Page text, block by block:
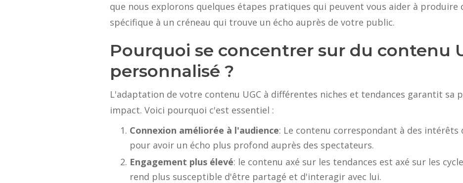
que nous explorons quelques étapes pratiques qui peuvent vous aider à produire
spécifique à un créneau qui trouve un écho auprès de votre public.
Pourquoi se concentrer sur du contenu
personnalisé ?
L'adaptation de votre contenu UGC à différentes niches et tendances garantit sa
impact. Voici pourquoi c'est essentiel :
Connexion améliorée à l'audience: Le contenu correspondant à des intérêts
pour avoir un écho plus profond auprès des spectateurs.
Engagement plus élevé: le contenu axé sur les tendances est axé sur les
rend plus susceptible d'être partagé et d'interagir avec lui.